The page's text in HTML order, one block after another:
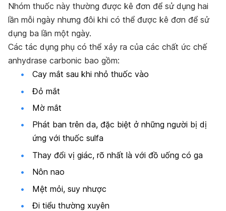
Nhóm thuốc này thường được kê đơn để sử dụng hai
lần mỗi ngày nhưng đôi khi có thể được kê đơn để sử
dụng ba lần một ngày.
Các tác dụng phụ có thể xảy ra của các chất ức chế
anhydrase carbonic bao gồm:
Cay mắt sau khi nhỏ thuốc vào
Đỏ mắt
Mờ mắt
Phát ban trên da, đặc biệt ở những người bị dị
ứng với thuốc sulfa
Thay đổi vị giác, rõ nhất là với đồ uống có ga
Nôn nao
Mệt mỏi, suy nhược
Đi tiểu thường xuyên